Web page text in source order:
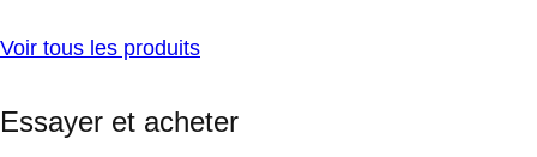
Voir tous les produits
Essayer et acheter